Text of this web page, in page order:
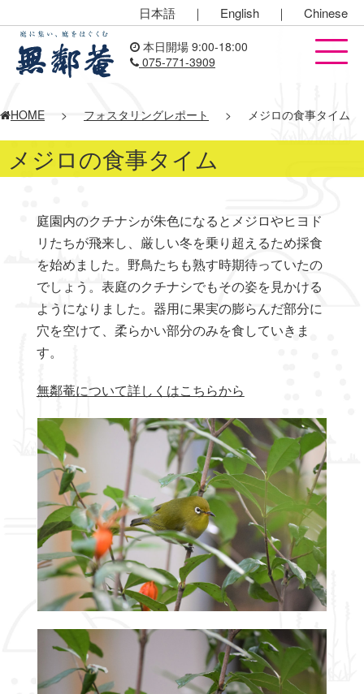
日本語 ｜ English ｜ Chinese
本日開場 9:00-18:00
075-771-3909
HOME > フォスタリングレポート > メジロの食事タイム
メジロの食事タイム
庭園内のクチナシが朱色になるとメジロやヒヨド
リたちが飛来し、厳しい冬を乗り超えるため採食
を始めました。野鳥たちも熟す時期待っていたの
でしょう。表庭のクチナシでもその姿を見かける
ようになりました。器用に果実の膨らんだ部分に
穴を空けて、柔らかい部分のみを食していきま
す。
無鄰菴について詳しくはこちらから